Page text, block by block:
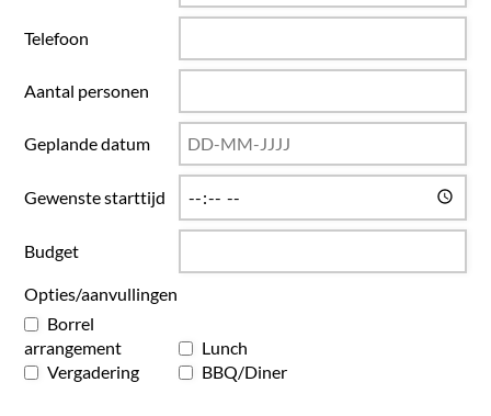
Telefoon
Aantal personen
Geplande datum
Gewenste starttijd
Budget
Opties/aanvullingen
Borrel
arrangement
Lunch
Vergadering
BBQ/Diner